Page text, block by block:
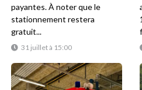
31 juillet à 15:00
payantes. À noter que le
stationnement restera
gratuit...